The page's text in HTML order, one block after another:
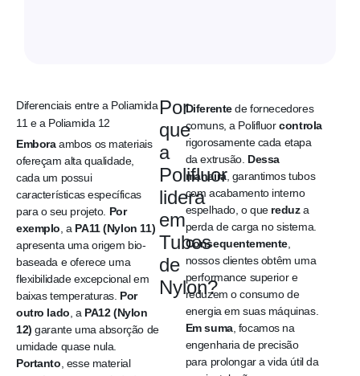
Diferenciais entre a Poliamida
11 e a Poliamida 12
Emboraambos os materiais
ofereçam alta qualidade,
cada um possui
características específicas
para o seu projeto. Por
exemplo , a PA11 (Nylon 11)
apresenta uma origem bio-
baseada e oferece uma
flexibilidade excepcional em
baixas temperaturas. Por
outro lado , a PA12 (Nylon
12) garante uma absorção de
umidade quase nula.
Portanto , esse material
Por
que
a
Polifluor
lidera
em
Tubos
de
Nylon?
Diferentede fornecedores
comuns, a Polifluorcontrola
rigorosamente cada etapa
da extrusão. Dessa
maneira, garantimos tubos
com acabamento interno
espelhado, o que reduza
perda de carga no sistema.
Consequentemente,
nossos clientes obtêm uma
performance superior e
reduzem o consumo de
energia em suas máquinas.
Em suma, focamos na
engenharia de precisão
para prolongar a vida útil da